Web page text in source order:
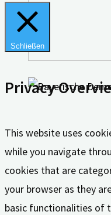
Schließen
Privacy
This website uses
while you navigate
cookies that are
your browser as they
basic functionalities of